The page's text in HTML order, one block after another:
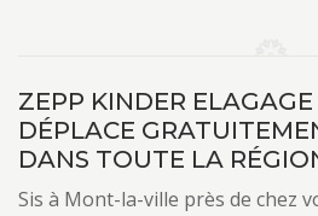
ZEPP KINDER ELAGAGE
DÉPLACE
DANS TOUTE LA
Sis à Mont-la-ville près de chez